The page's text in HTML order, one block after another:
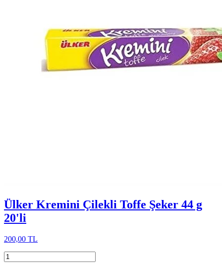
Ülker Kremini Çilekli Toffe Şeker 44 g
20'li
200,00 TL